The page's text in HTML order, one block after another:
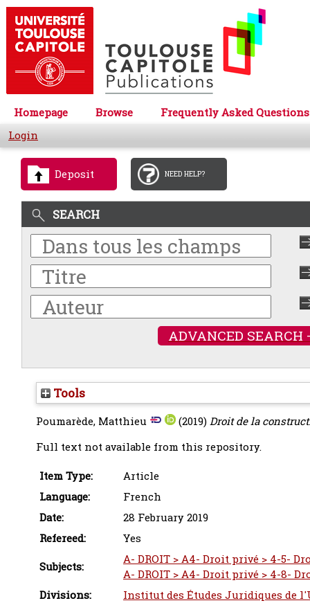
Homepage Browse
Frequently Asked Questions
Login
Deposit NEED HELP?
SEARCH
ADVANCED SEARCH
Tools
Poumarède, Matthieu (2019)Droit de la
Full text not available from this repository.
Item Type:
Article
Language:
French
Date:
28 February 2019
Refereed:
Yes
Subjects:
A- DROIT > A4- Droit privé > 4-5-
A- DROIT > A4- Droit privé > 4-8-
Divisions:
Institut des Études Juridiques de